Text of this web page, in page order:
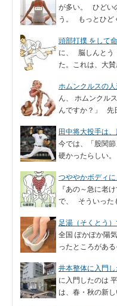
が多い。 ひどい
う。 もっとひど
頭部打撲 をして
に、 脳しんとう
た。これは、大賛
ホムンクルスの
ん、 ホムンクル
んですか？」 先
田中将大投手は
今では、「股関
硬かったらしい
つややかボディ
『あの～急に老
で、 そういった
足湯（そくとう
全国 ぽかぽか陽
ったところがある
井本整体に入門し
に入門したのは
は、春・秋の新し